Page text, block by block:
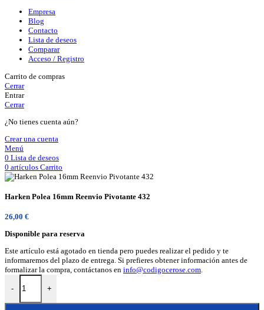
Empresa
Blog
Contacto
Lista de deseos
Comparar
Acceso / Registro
Carrito de compras
Cerrar
Entrar
Cerrar
¿No tienes cuenta aún?
Crear una cuenta
Menú
0 Lista de deseos
0 artículos Carrito
Harken Polea 16mm Reenvio Pivotante 432
26,00 €
Disponible para reserva
Este artículo está agotado en tienda pero puedes realizar el pedido y te
informaremos del plazo de entrega. Si prefieres obtener información antes de
formalizar la compra, contáctanos en info@codigocerose.com
-
Harken Polea 16mm Reenvio Pivotante 432 cantidad
+